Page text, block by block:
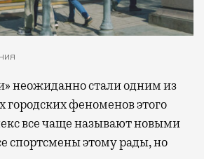
городских феноменов этого
все чаще называют новыми
спортсмены этому рады, но